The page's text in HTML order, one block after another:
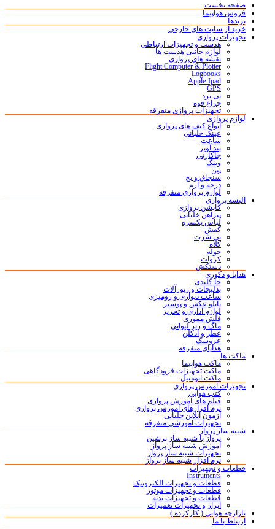
صفحه نخست
فروش هواپیما
برندها
خرید از سایت های خارجی
تجهیزات پروازی
هدست و تجهیزات ارتباطی
لوازم جانبی هدست ها
نقشه های پروازی
Flight Computer & Plotter
Logbooks
Apple-Ipad
GPS
نی برد
چراغ قوه
تجهیزات پروازی متفرقه
لوازم پروازی
انواع کیف های پروازی
عینک خلبانی
ساعت
بند آویز
جاکارتی
وینگ
پین
سنجاق و بج
درجه و آرم
لوازم پروازی متفرقه
البسه پروازی
کاپشن پروازی
پیراهن خلبانی
لباس یکسره
کفش
تی شرت
کلاه
حوله
کروات
دستکش
هدایا و دکوری
جا کلیدی
بدلیجات و زیورآلات
ساعت دیواری و رومیزی
تابلو عکس و پوستر
لوازم اداری و تحریر
فلش مموری
ماگ و زیر لیوانی
عطر و ادکلن
عروسک
هدایای متفرقه
ماکت ها
ماکت هواپیما
ماکت تجهیزات فرودگاهی
ماکت اتومبیل
تجهیزات آموزش پروازی
کتب هوایی
فیلم های آموزش پروازی
نرم افزارهای آموزش پروازی
آزمون آنلاین خلبانی
تجهیزات آموزشی متفرقه
شبیه ساز پرواز
پرواز با شبیه ساز پرشین
آموزش شبیه ساز پرواز
تجهیزات شبیه ساز پرواز
نرم افزار شبیه ساز پرواز
قطعات و تجهیزات
Instruments
قطعات و تجهیزات الکترونیک
قطعات و تجهیزات موتور
قطعات و تجهیزات بدنه
ابزار و تجهیزات تعمیرات
بازارچه هوایی ( کارکرده )
ارتباط با ما